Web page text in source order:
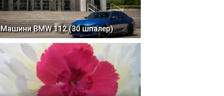
Машини BMW 112 (30 шпалер)